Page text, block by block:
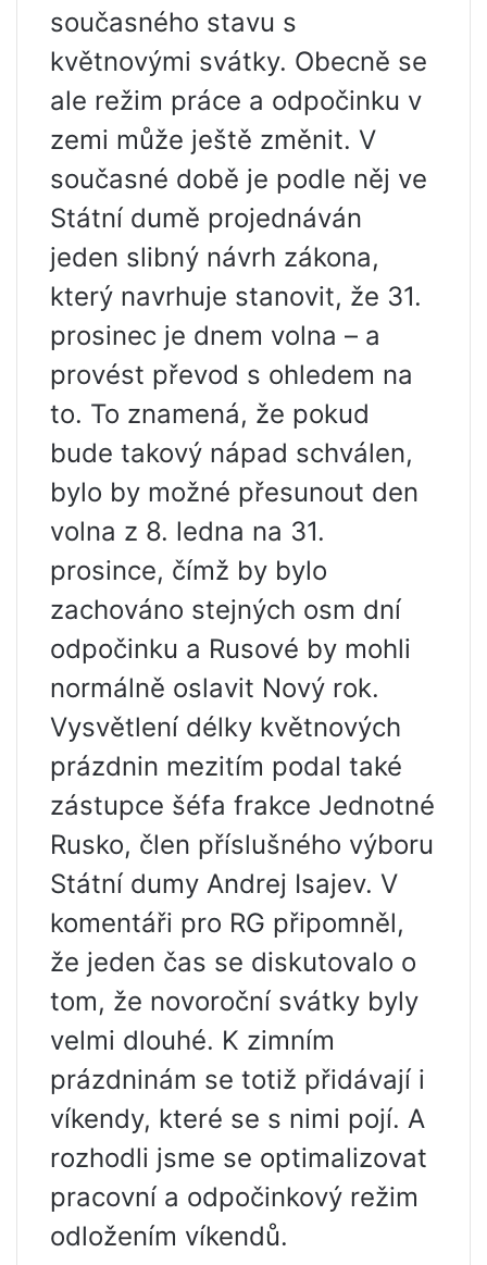
současného stavu s
květnovými svátky. Obecně se
ale režim práce a odpočinku v
zemi může ještě změnit. V
současné době je podle něj ve
Státní dumě projednáván
jeden slibný návrh zákona,
který navrhuje stanovit, že 31.
prosinec je dnem volna – a
provést převod s ohledem na
to. To znamená, že pokud
bude takový nápad schválen,
bylo by možné přesunout den
volna z 8. ledna na 31.
prosince, čímž by bylo
zachováno stejných osm dní
odpočinku a Rusové by mohli
normálně oslavit Nový rok.
Vysvětlení délky květnových
prázdnin mezitím podal také
zástupce šéfa frakce Jednotné
Rusko, člen příslušného výboru
Státní dumy Andrej Isajev. V
komentáři pro RG připomněl,
že jeden čas se diskutovalo o
tom, že novoroční svátky byly
velmi dlouhé. K zimním
prázdninám se totiž přidávají i
víkendy, které se s nimi pojí. A
rozhodli jsme se optimalizovat
pracovní a odpočinkový režim
odložením víkendů.